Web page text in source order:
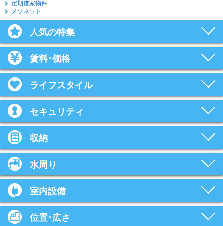
定期借家物件
メゾネット
人気の特集
賃料･価格
ライフスタイル
セキュリティ
収納
水周り
室内設備
位置･広さ